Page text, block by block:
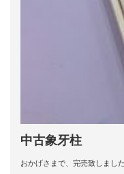
中古象牙柱
おかげさまで、完売致しました